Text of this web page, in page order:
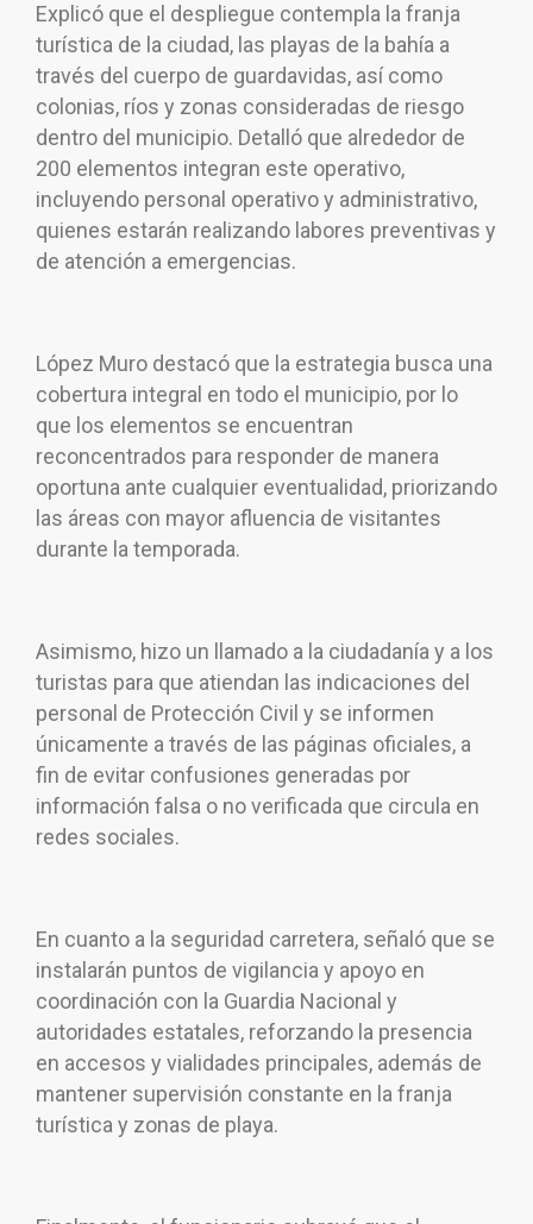
Explicó que el despliegue contempla la franja
turística de la ciudad, las playas de la bahía a
través del cuerpo de guardavidas, así como
colonias, ríos y zonas consideradas de riesgo
dentro del municipio. Detalló que alrededor de
200 elementos integran este operativo,
incluyendo personal operativo y administrativo,
quienes estarán realizando labores preventivas y
de atención a emergencias.
López Muro destacó que la estrategia busca una
cobertura integral en todo el municipio, por lo
que los elementos se encuentran
reconcentrados para responder de manera
oportuna ante cualquier eventualidad, priorizando
las áreas con mayor afluencia de visitantes
durante la temporada.
Asimismo, hizo un llamado a la ciudadanía y a los
turistas para que atiendan las indicaciones del
personal de Protección Civil y se informen
únicamente a través de las páginas oficiales, a
fin de evitar confusiones generadas por
información falsa o no verificada que circula en
redes sociales.
En cuanto a la seguridad carretera, señaló que se
instalarán puntos de vigilancia y apoyo en
coordinación con la Guardia Nacional y
autoridades estatales, reforzando la presencia
en accesos y vialidades principales, además de
mantener supervisión constante en la franja
turística y zonas de playa.